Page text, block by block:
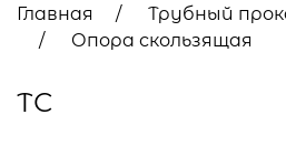
Главная Трубный
Опора скользящая
ТС